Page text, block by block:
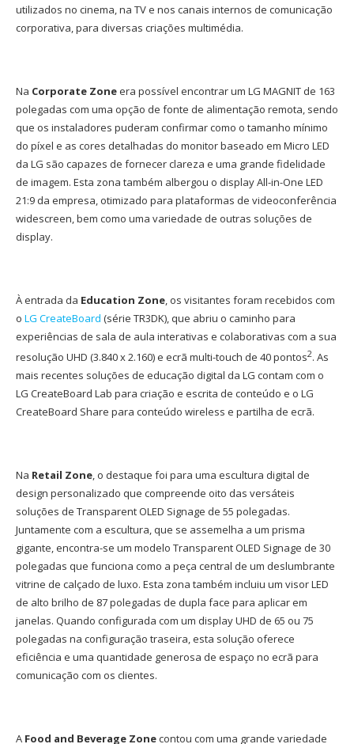
utilizados no cinema, na TV e nos canais internos de comunicação
corporativa, para diversas criações multimédia.
Na Corporate Zoneera possível encontrar um LG MAGNIT de 163
polegadas com uma opção de fonte de alimentação remota, sendo
que os instaladores puderam confirmar como o tamanho mínimo
do píxel e as cores detalhadas do monitor baseado em Micro LED
da LG são capazes de fornecer clareza e uma grande fidelidade
de imagem. Esta zona também albergou o display All-in-One LED
21:9 da empresa, otimizado para plataformas de videoconferência
widescreen, bem como uma variedade de outras soluções de
display.
À entrada da Education Zone, os visitantes foram recebidos com
o LG CreateBoard (série TR3DK), que abriu o caminho para
experiências de sala de aula interativas e colaborativas com a sua
resolução UHD (3.840 x 2.160) e ecrã multi-touch de 40 pontos2. As
mais recentes soluções de educação digital da LG contam com o
LG CreateBoard Lab para criação e escrita de conteúdo e o LG
CreateBoard Share para conteúdo wireless e partilha de ecrã.
Na Retail Zone, o destaque foi para uma escultura digital de
design personalizado que compreende oito das versáteis
soluções de Transparent OLED Signage de 55 polegadas.
Juntamente com a escultura, que se assemelha a um prisma
gigante, encontra-se um modelo Transparent OLED Signage de 30
polegadas que funciona como a peça central de um deslumbrante
vitrine de calçado de luxo. Esta zona também incluiu um visor LED
de alto brilho de 87 polegadas de dupla face para aplicar em
janelas. Quando configurada com um display UHD de 65 ou 75
polegadas na configuração traseira, esta solução oferece
eficiência e uma quantidade generosa de espaço no ecrã para
comunicação com os clientes.
A Food and Beverage Zonecontou com uma grande variedade